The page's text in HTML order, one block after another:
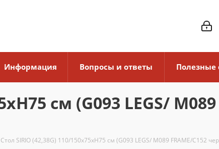
Информация Вопросы и ответы Полезные
см (G093 LEGS/
Стол SIRIO (42,38G) 110/150х75хН75 см (G093 LEGS/ M089 FRAME/C152